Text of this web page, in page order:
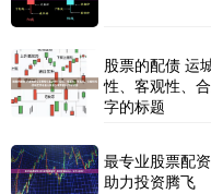
股票的配债 运
性、客观性、
字的标题
最专业股票配
助力投资腾飞